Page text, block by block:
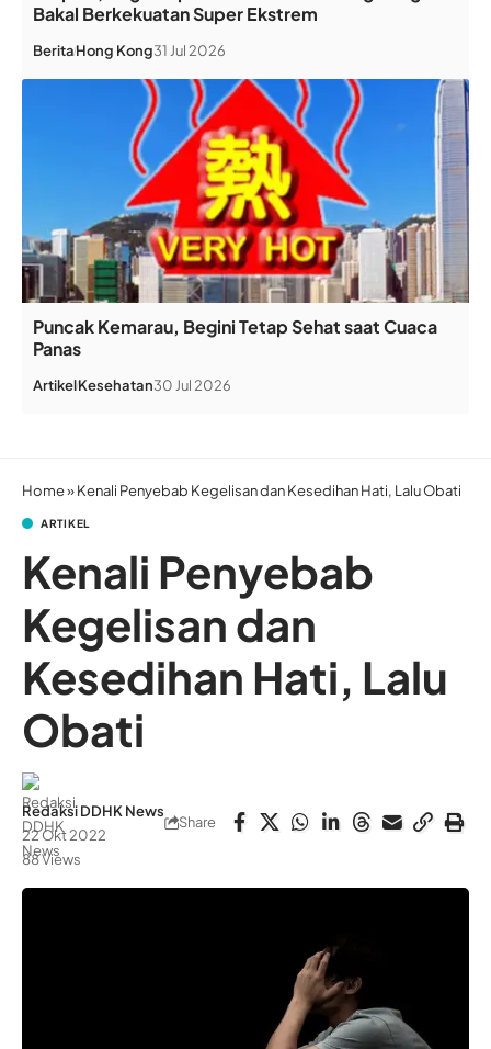
Bakal Berkekuatan Super Ekstrem
BeritaHong Kong31 Jul 2026
Puncak Kemarau, Begini Tetap Sehat saat Cuaca
Panas
ArtikelKesehatan30 Jul 2026
Home»Kenali Penyebab Kegelisan dan Kesedihan Hati, Lalu Obati
ARTIKEL
Kenali Penyebab
Kegelisan dan
Kesedihan Hati, Lalu
Obati
Redaksi DDHK News
22 Okt 2022
88 Views
Share